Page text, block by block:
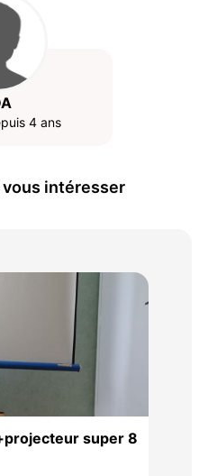
4 ans
intéresser
super 8